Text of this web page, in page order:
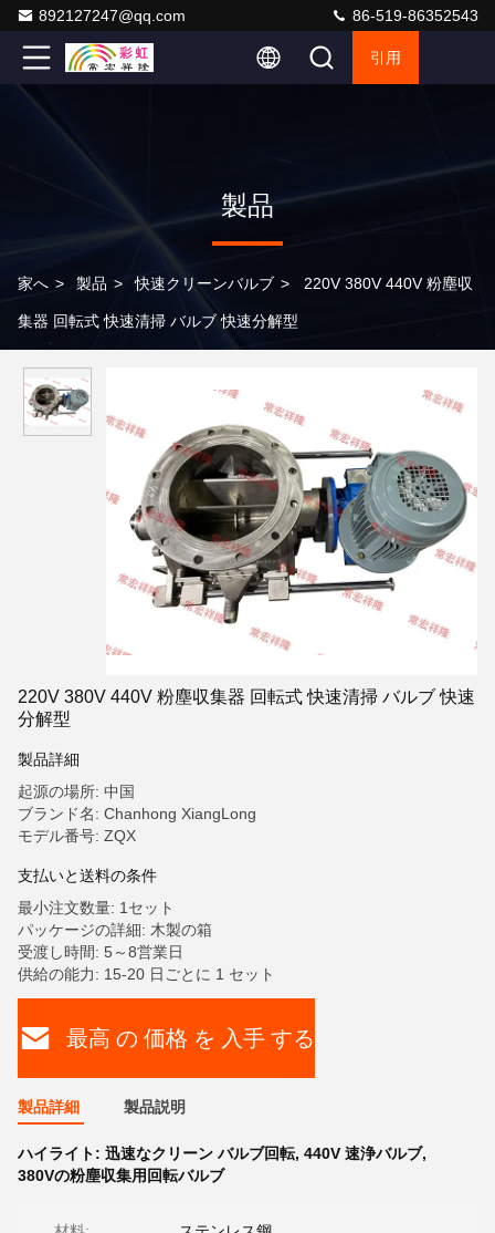
892127247@qq.com 86-519-86352543
引用
製品
家へ > 製品 > 快速クリーンバルブ > 220V 380V 440V 粉塵収
集器 回転式 快速清掃 バルブ 快速分解型
220V 380V 440V 粉塵収集器 回転式 快速清掃 バルブ 快速
分解型
製品詳細
起源の場所: 中国
ブランド名: Chanhong XiangLong
モデル番号: ZQX
支払いと送料の条件
最小注文数量: 1セット
パッケージの詳細: 木製の箱
受渡し時間: 5～8営業日
供給の能力: 15-20 日ごとに 1 セット
最高 の 価格 を 入手 する
製品詳細 製品説明
ハイライト: 迅速なクリーン バルブ回転, 440V 速浄バルブ,
380Vの粉塵収集用回転バルブ